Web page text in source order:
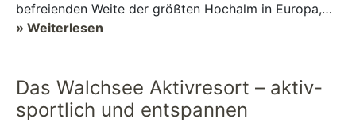
befreienden Weite der größten Hochalm in Europa,
eröffnet sich ein wahres Paradies zum Skifahren und
» Weiterlesen
Das Walchsee Aktivresort – aktiv-
sportlich und entspannen